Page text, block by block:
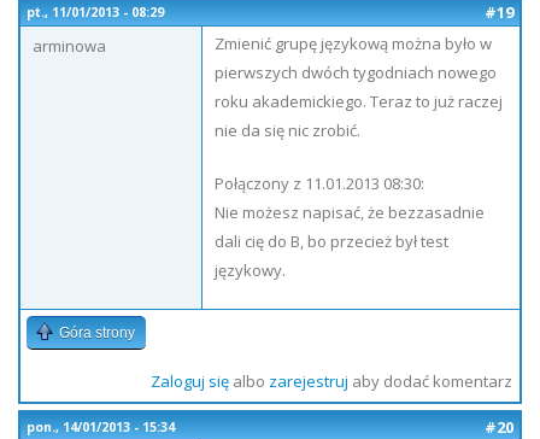
pt., 11/01/2013 - 08:29
#19
arminowa
Zmienić grupę językową można było w
pierwszych dwóch tygodniach nowego
roku akademickiego. Teraz to już raczej
nie da się nic zrobić.
Połączony z 11.01.2013 08:30:
Nie możesz napisać, że bezzasadnie
dali cię do B, bo przecież był test
językowy.
Góra strony
Zaloguj sięalbo zarejestruj aby dodać komentarz
pon., 14/01/2013 - 15:34
#20